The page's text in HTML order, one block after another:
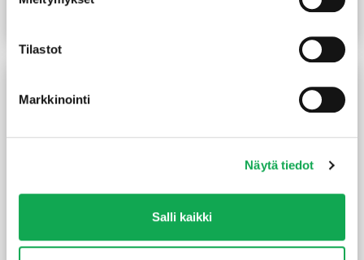
Tilastot
Markkinointi
Näytä tiedot
Salli kaikki
Havuvaneri kilo-laatu 15
Havuvanerisoiro